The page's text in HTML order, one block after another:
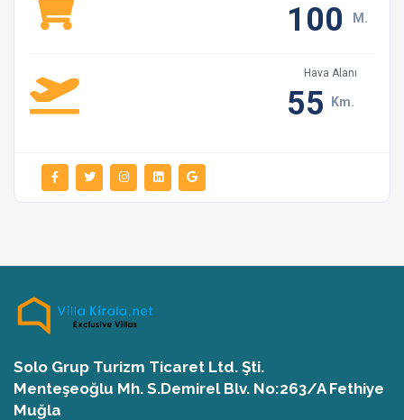
100 M.
Hava Alanı
55 Km.
Solo Grup Turizm Ticaret Ltd. Şti.
Menteşeoğlu Mh. S.Demirel Blv. No:263/A Fethiye
Muğla